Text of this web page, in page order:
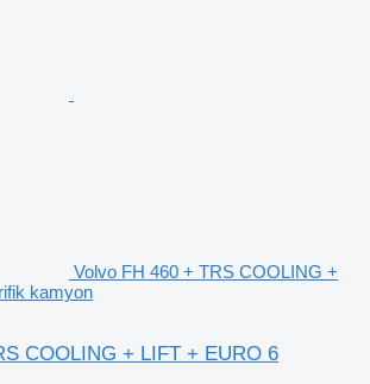
Volvo FH 460 + TRS COOLING +
kamyon
COOLING + LIFT + EURO 6